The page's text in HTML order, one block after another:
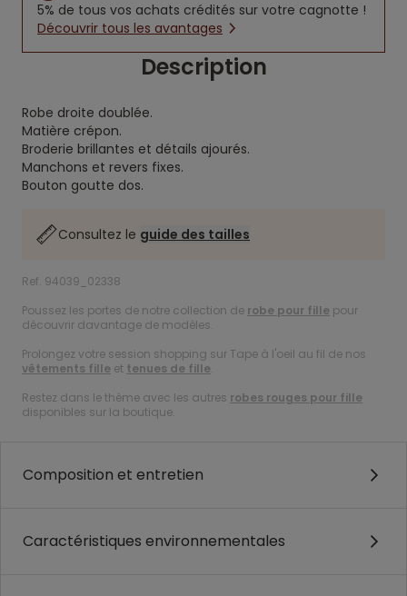
5% de tous vos achats crédités sur votre cagnotte !
Découvrir tous les avantages
Description
Robe droite doublée.
Matière crépon.
Broderie brillantes et détails ajourés.
Manchons et revers fixes.
Bouton goutte dos.
Consultez le guide des tailles
Ref. 94039_02338
Poussez les portes de notre collection de robe pour fille pour
découvrir davantage de modèles.
Prolongez votre session shopping sur Tape à l'oeil au fil de nos
vêtements fille et tenues de fille.
Restez dans le thème avec les autres robes rouges pour fille
disponibles sur la boutique.
Composition et entretien
Caractéristiques environnementales